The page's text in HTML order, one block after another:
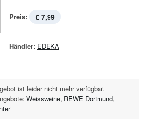
Preis: € 7,99
Händler: EDEKA
ist leider nicht mehr verfügbar.
Weissweine, REWE Dortmund,